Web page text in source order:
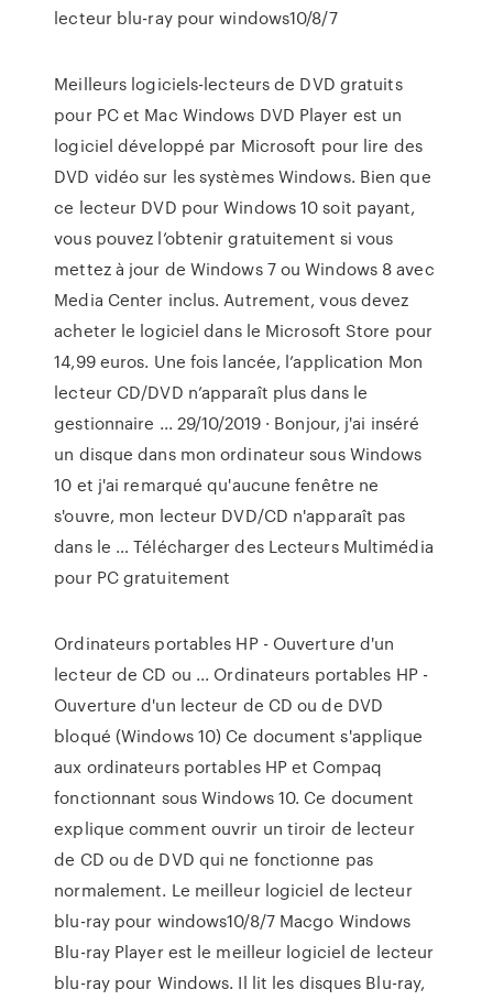
lecteur blu-ray pour windows10/8/7
Meilleurs logiciels-lecteurs de DVD gratuits
pour PC et Mac Windows DVD Player est un
logiciel développé par Microsoft pour lire des
DVD vidéo sur les systèmes Windows. Bien que
ce lecteur DVD pour Windows 10 soit payant,
vous pouvez l’obtenir gratuitement si vous
mettez à jour de Windows 7 ou Windows 8 avec
Media Center inclus. Autrement, vous devez
acheter le logiciel dans le Microsoft Store pour
14,99 euros. Une fois lancée, l’application Mon
lecteur CD/DVD n’apparaît plus dans le
gestionnaire ... 29/10/2019 · Bonjour, j'ai inséré
un disque dans mon ordinateur sous Windows
10 et j'ai remarqué qu'aucune fenêtre ne
s'ouvre, mon lecteur DVD/CD n'apparaît pas
dans le … Télécharger des Lecteurs Multimédia
pour PC gratuitement
Ordinateurs portables HP - Ouverture d'un
lecteur de CD ou ... Ordinateurs portables HP -
Ouverture d'un lecteur de CD ou de DVD
bloqué (Windows 10) Ce document s'applique
aux ordinateurs portables HP et Compaq
fonctionnant sous Windows 10. Ce document
explique comment ouvrir un tiroir de lecteur
de CD ou de DVD qui ne fonctionne pas
normalement. Le meilleur logiciel de lecteur
blu-ray pour windows10/8/7 Macgo Windows
Blu-ray Player est le meilleur logiciel de lecteur
blu-ray pour Windows. Il lit les disques Blu-ray,